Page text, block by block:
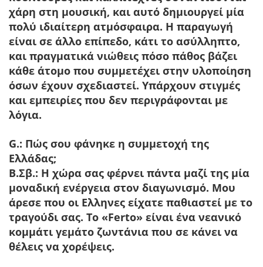
χάρη στη μουσική, και αυτό δημιουργεί μία
πολύ ιδιαίτερη ατμόσφαιρα. Η παραγωγή
είναι σε άλλο επίπεδο, κάτι το ασύλληπτο,
και πραγματικά νιώθεις πόσο πάθος βάζει
κάθε άτομο που συμμετέχει στην υλοποίηση
όσων έχουν σχεδιαστεί. Υπάρχουν στιγμές
και εμπειρίες που δεν περιγράφονται με
λόγια.
G.: Πώς σου φάνηκε η συμμετοχή της
Ελλάδας;
Β.Σβ.: Η χώρα σας φέρνει πάντα μαζί της μία
μοναδική ενέργεια στον διαγωνισμό. Μου
άρεσε που οι Ελληνες είχατε παθιαστεί με το
τραγούδι σας. Το «Ferto» είναι ένα νεανικό
κομμάτι γεμάτο ζωντάνια που σε κάνει να
θέλεις να χορέψεις.